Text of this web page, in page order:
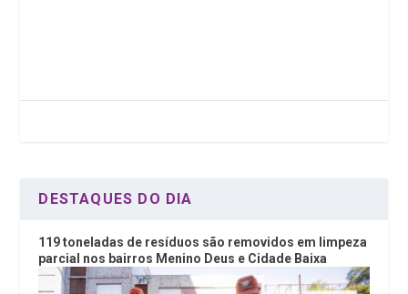
o
n
A
DESTAQUES DO DIA
119 toneladas de resíduos são removidos em limpeza
parcial nos bairros Menino Deus e Cidade Baixa